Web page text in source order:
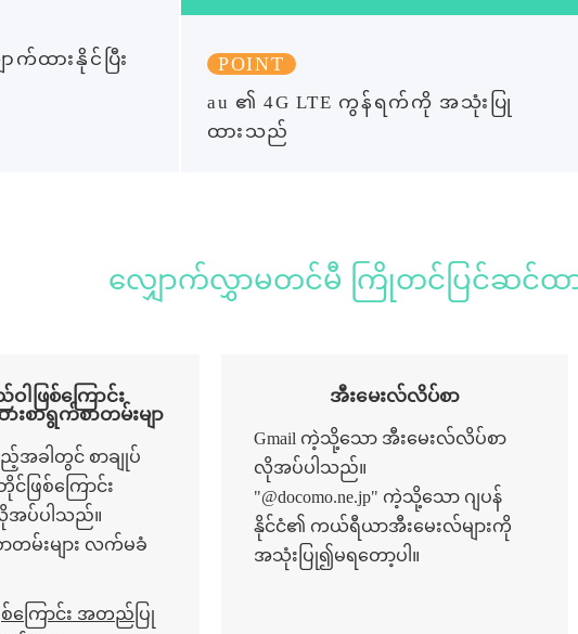
ထားနိုင်ပြီး
POINT
au ၏ 4G LTE ကွန်ရက်ကို အသုံးပြု
ထားသည်
လျှောက်လွှာမတင်မီ ကြိုတင်ပြင်ဆင်ထား
ဖြစ်ကြောင်း
စာရွက်စာတမ်းမျာ
အခါတွင် စာချုပ်
ြစ်ကြောင်း
ပ်ပါသည်။
တမ်းများ လက်မခံ
ကြောင်း အတည်ပြု
အီးမေးလ်လိပ်စာ
Gmail ကဲ့သို့သော အီးမေးလ်လိပ်စာ
လိုအပ်ပါသည်။
"@docomo.ne.jp" ကဲ့သို့သော ဂျပန်
နိုင်ငံ၏ ကယ်ရီယာအီးမေးလ်များကို
အသုံးပြု၍မရတော့ပါ။